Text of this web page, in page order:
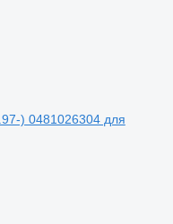
) 0481026304 для